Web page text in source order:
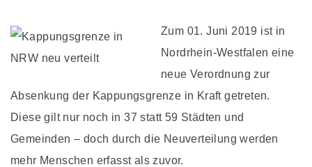
Zum 01. Juni 2019 ist in
Nordrhein-Westfalen eine
neue Verordnung zur
Absenkung der Kappungsgrenze in Kraft getreten.
Diese gilt nur noch in 37 statt 59 Städten und
Gemeinden – doch durch die Neuverteilung werden
mehr Menschen erfasst als zuvor.